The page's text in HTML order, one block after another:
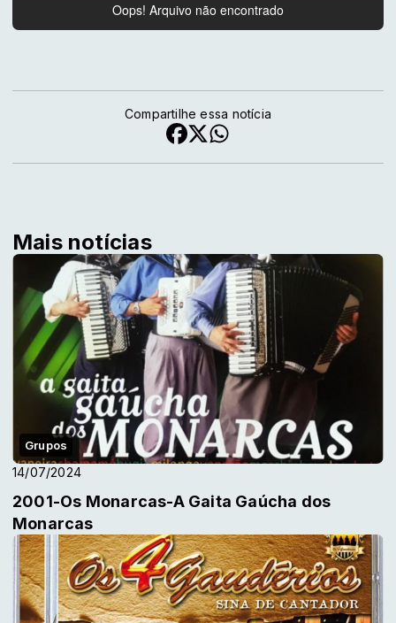
Compartilhe essa notícia
Mais notícias
Grupos
14/07/2024
2001-Os Monarcas-A Gaita Gaúcha dos
Monarcas